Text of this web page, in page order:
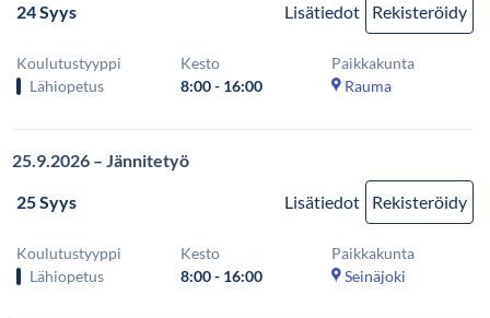
24 Syys
Lisätiedot Rekisteröidy
Koulutustyyppi
Lähiopetus
Kesto
8:00 - 16:00
Paikkakunta
Rauma
25.9.2026 – Jännitetyö
25 Syys
Lisätiedot Rekisteröidy
Koulutustyyppi
Lähiopetus
Kesto
8:00 - 16:00
Paikkakunta
Seinäjoki